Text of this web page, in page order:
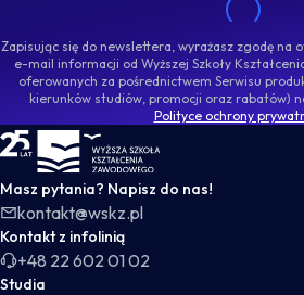
Zapisując się do newslettera, wyrażasz zgodę na
e-mail informacji od Wyższej Szkoły
oferowanych za pośrednictwem Serwisu
kierunków studiów, promocji oraz rabatów)
Polityce ochrony
WSKZ - strona główna
Masz pytania? Napisz do nas!
kontakt@wskz.pl
Kontakt z infolinią
+48 22 602 01 02
Studia